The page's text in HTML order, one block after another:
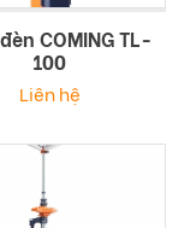
COMING TL-
100
Liên hệ